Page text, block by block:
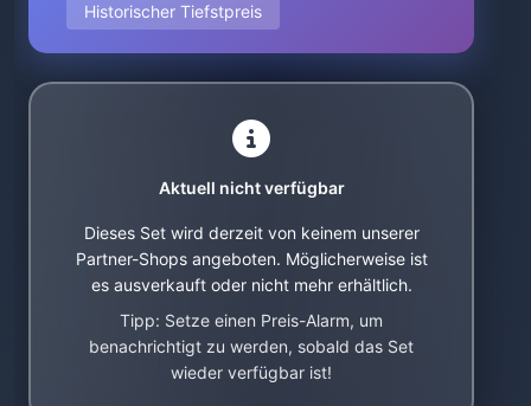
Historischer Tiefstpreis
Aktuell nicht verfügbar
Dieses Set wird derzeit von keinem unserer
Partner-Shops angeboten. Möglicherweise ist
es ausverkauft oder nicht mehr erhältlich.
Tipp: Setze einen Preis-Alarm, um
benachrichtigt zu werden, sobald das Set
wieder verfügbar ist!